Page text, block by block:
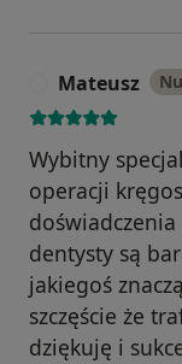
Mateusz
Wybitny
operacji
dentysty są
jakiegoś
szczęście że
dziękuję i